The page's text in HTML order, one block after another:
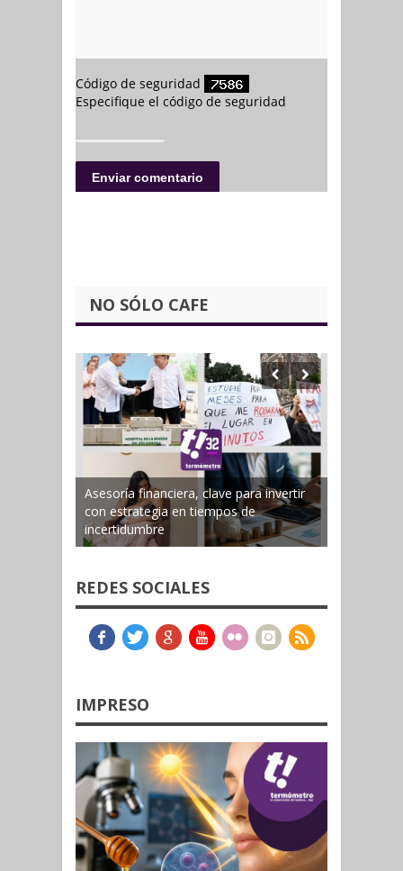
NO SÓLO CAFE
Asesoría financiera, clave para invertir
con estrategia en tiempos de
incertidumbre
REDES SOCIALES
IMPRESO